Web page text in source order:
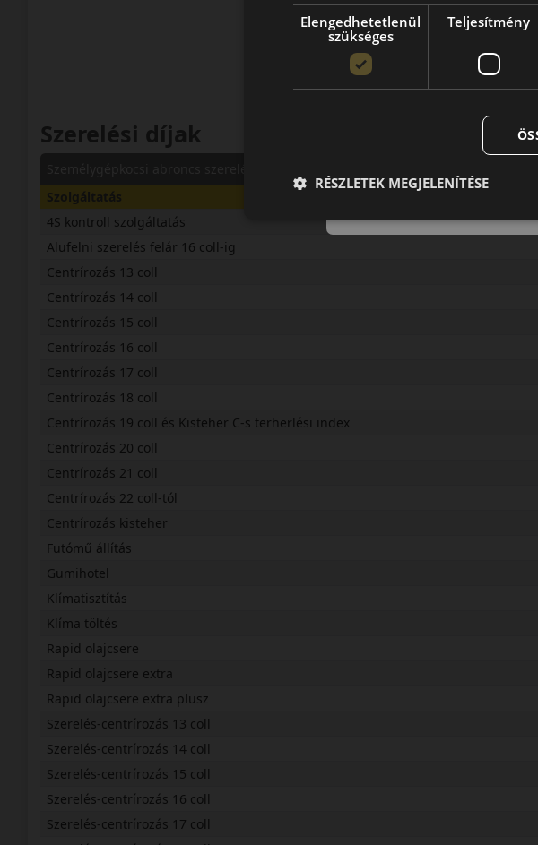
Szerelési díjak
Szolgáltatás
4S kontroll szolgáltatás
Alufelni szerelés felár 16 coll-ig
Centrírozás 13 coll
Centrírozás 14 coll
Centrírozás 15 coll
Centrírozás 16 coll
Centrírozás 17 coll
Centrírozás 18 coll
Centrírozás 19 coll és Kisteher C-s terherlési index
Centrírozás 20 coll
Centrírozás 21 coll
Centrírozás 22 coll-tól
Centrírozás kisteher
Futómű állítás
Gumihotel
Klímatisztítás
Klíma töltés
Rapid olajcsere
Rapid olajcsere extra
Rapid olajcsere extra plusz
Szerelés-centrírozás 13 coll
Szerelés-centrírozás 14 coll
Szerelés-centrírozás 15 coll
Szerelés-centrírozás 16 coll
Szerelés-centrírozás 17 coll
Elengedhetetlenül
szükséges
Teljesítmény
RÉSZLETEK MEGJELENÍTÉSE